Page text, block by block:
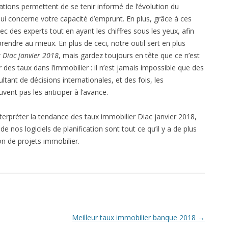
permettent de se tenir informé de l’évolution du
concerne votre capacité d’emprunt. En plus, grâce à ces
des experts tout en ayant les chiffres sous les yeux, afin
au mieux. En plus de ceci, notre outil sert en plus
janvier 2018, mais gardez toujours en tête que ce n’est
taux dans l’immobilier : il n’est jamais impossible que des
de décisions internationales, et des fois, les
pas les anticiper à l’avance.
la tendance des taux immobilier Diac janvier 2018,
nos logiciels de planification sont tout ce qu’il y a de plus
de projets immobilier.
Meilleur taux immobilier banque 2018 →